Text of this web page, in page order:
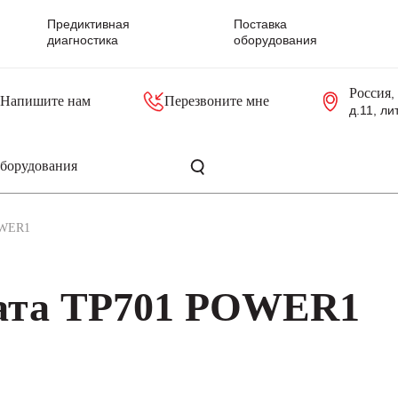
Предиктивная
диагностика
Поставка
оборудования
Напишите нам Перезвоните мне
Россия,
д.11,
TP701 POWER1